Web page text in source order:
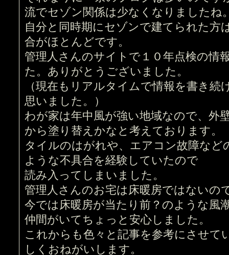
流でセゾン関係は少なくなりましたね
自分と同時期にセゾンで建てられた方
合がほとんどです。
管理人さんのサイトで１０年点検の情
た。ありがとうございました。
（現在もリアルタイムで情報を書き続
思いました。）
わが家は年中風が強い地域なので、外
から塗り替えかなと考えております。
タイルのはがれや、エアコン故障など
ような不具合を経験していたので
読み入ってしまいました。
管理人さんのお宅は床暖房ではないの
今では床暖房が当たり前？のような風
仲間がいてちょっと安心しました。
これからも色々と記事を参考にさせて
しくおねがいします。